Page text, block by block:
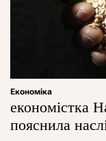
Економіка
економістка
пояснила